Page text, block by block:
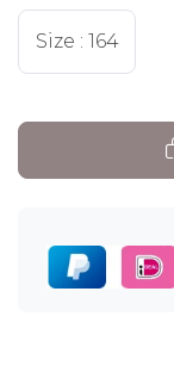
Size : 164